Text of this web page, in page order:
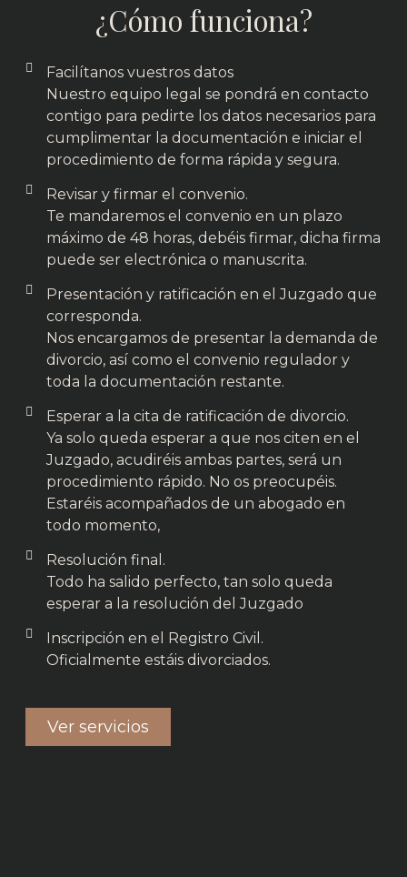
¿Cómo funciona?
Facilítanos vuestros datos
Nuestro equipo legal se pondrá en contacto
contigo para pedirte los datos necesarios para
cumplimentar la documentación e iniciar el
procedimiento de forma rápida y segura.
Revisar y firmar el convenio.
Te mandaremos el convenio en un plazo
máximo de 48 horas, debéis firmar, dicha firma
puede ser electrónica o manuscrita.
Presentación y ratificación en el Juzgado que
corresponda.
Nos encargamos de presentar la demanda de
divorcio, así como el convenio regulador y
toda la documentación restante.
Esperar a la cita de ratificación de divorcio.
Ya solo queda esperar a que nos citen en el
Juzgado, acudiréis ambas partes, será un
procedimiento rápido. No os preocupéis.
Estaréis acompañados de un abogado en
todo momento,
Resolución final.
Todo ha salido perfecto, tan solo queda
esperar a la resolución del Juzgado
Inscripción en el Registro Civil.
Oficialmente estáis divorciados.
Ver servicios